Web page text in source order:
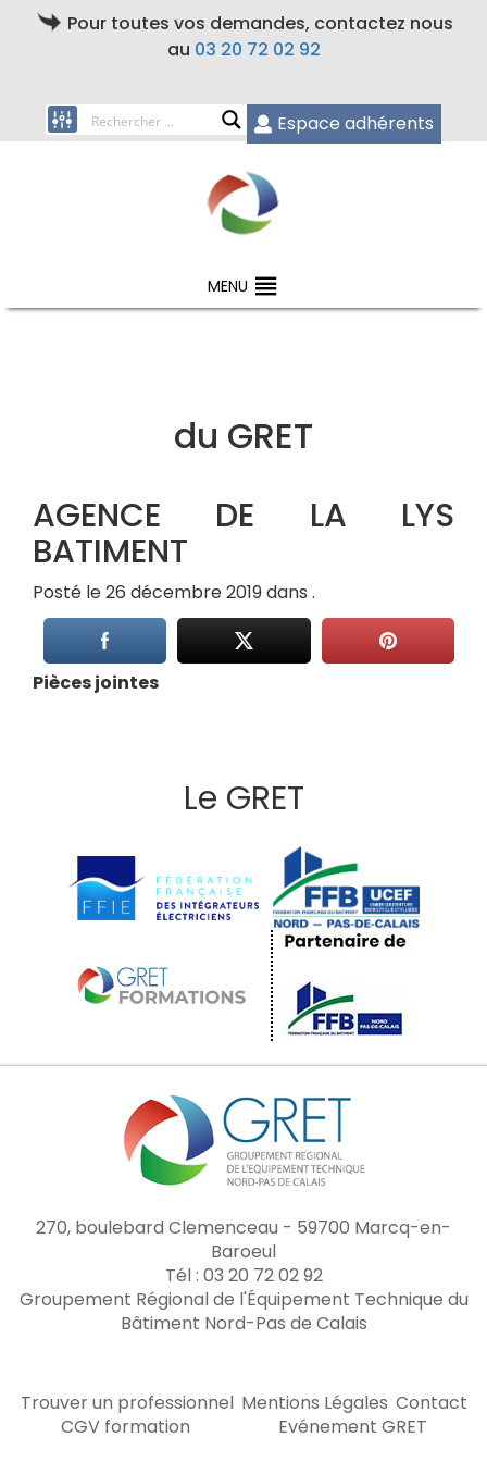
Pour toutes vos demandes, contactez nous
au 03 20 72 02 92
Espace adhérents
MENU
du GRET
AGENCE DE LA LYS
BATIMENT
Posté le 26 décembre 2019 dans .
Pièces jointes
Le GRET
270, boulebard Clemenceau - 59700 Marcq-en-
Baroeul
Tél : 03 20 72 02 92
Groupement Régional de l'Équipement Technique du
Bâtiment Nord-Pas de Calais
Trouver un professionnel Mentions Légales Contact
CGV formation
Evénement GRET